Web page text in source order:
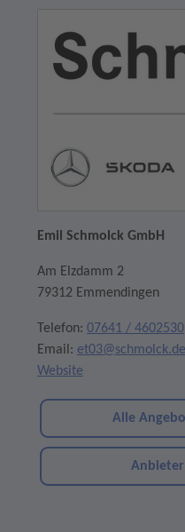
Emil Schmolck GmbH
Am Elzdamm 2
79312 Emmendingen
Telefon: 07641 / 4602530
Email: et03@schmolck.de
Website
Alle